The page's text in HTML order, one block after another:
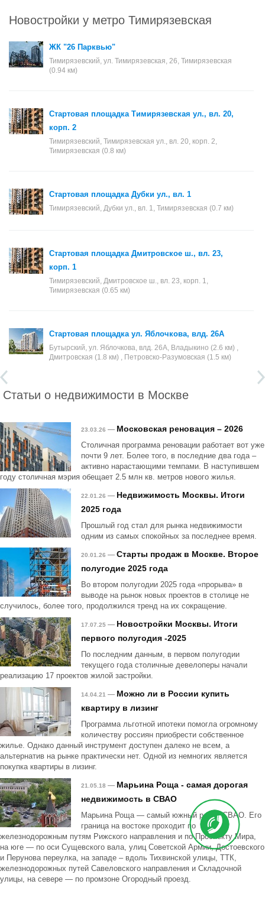
Новостройки у метро Тимирязевская
ЖК "26 Парквью"
Тимирязевский, ул. Тимирязевская, 26, Тимирязевская
(0.94 км)
Стартовая площадка Тимирязевская ул., вл. 20,
корп. 2
Тимирязевский, Тимирязевская ул., вл. 20, корп. 2,
Тимирязевская (0.8 км)
Стартовая площадка Дубки ул., вл. 1
Тимирязевский, Дубки ул., вл. 1, Тимирязевская (0.7 км)
Стартовая площадка Дмитровское ш., вл. 23,
корп. 1
Тимирязевский, Дмитровское ш., вл. 23, корп. 1,
Тимирязевская (0.65 км)
Стартовая площадка ул. Яблочкова, влд. 26А
Бутырский, ул. Яблочкова, влд. 26А, Владыкино (2.6 км) ,
Дмитровская (1.8 км) , Петровско-Разумовская (1.5 км)
Статьи о недвижимости в Москве
23.03.26 — Московская реновация – 2026
Столичная программа реновации работает вот уже
почти 9 лет. Более того, в последние два года –
активно нарастающими темпами. В наступившем
году столичная мэрия обещает 2.5 млн кв. метров нового жилья.
22.01.26 — Недвижимость Москвы. Итоги
2025 года
Прошлый год стал для рынка недвижимости
одним из самых спокойных за последнее время.
20.01.26 — Старты продаж в Москве. Второе
полугодие 2025 года
Во втором полугодии 2025 года «прорыва» в
выводе на рынок новых проектов в столице не
случилось, более того, продолжился тренд на их сокращение.
17.07.25 — Новостройки Москвы. Итоги
первого полугодия -2025
По последним данным, в первом полугодии
текущего года столичные девелоперы начали
реализацию 17 проектов жилой застройки.
14.04.21 — Можно ли в России купить
квартиру в лизинг
Программа льготной ипотеки помогла огромному
количеству россиян приобрести собственное
жилье. Однако данный инструмент доступен далеко не всем, а
альтернатив на рынке практически нет. Одной из немногих является
покупка квартиры в лизинг.
21.05.18 — Марьина Роща - самая дорогая
недвижимость в СВАО
Марьина Роща — самый южный район СВАО. Его
граница на востоке проходит по
железнодорожным путям Рижского направления и по Проспекту Мира,
на юге — по оси Сущевского вала, улиц Советской Армии, Достоевского
и Перунова переулка, на западе – вдоль Тихвинской улицы, ТТК,
железнодорожных путей Савеловского направления и Складочной
улицы, на севере — по промзоне Огородный проезд.